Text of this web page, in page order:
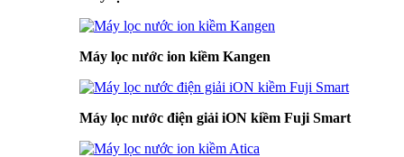
Máy lọc nước ion kiềm Kangen
Máy lọc nước điện giải iON kiềm Fuji Smart